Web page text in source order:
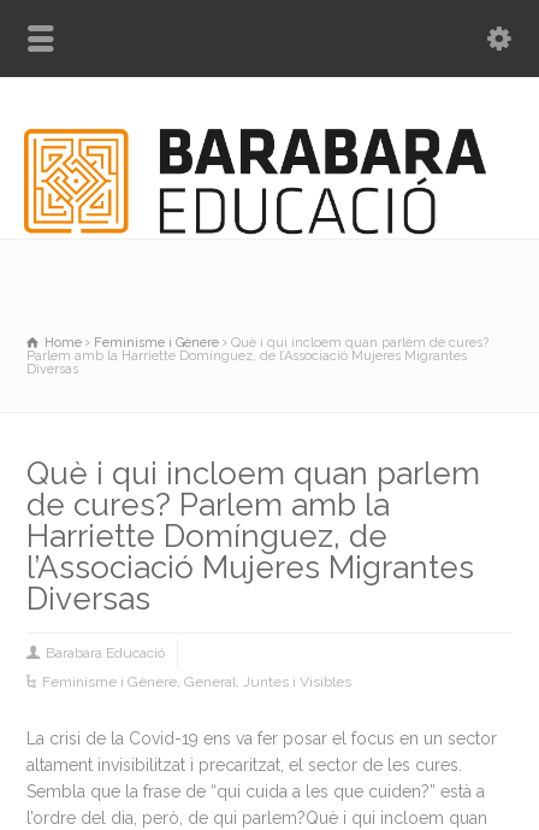
Home Feminisme i Gènere
Què i qui incloem quan parlem de cures?
Parlem amb la Harriette Domínguez, de l’Associació Mujeres Migrantes
Diversas
Què i qui incloem quan parlem
de cures? Parlem amb la
Harriette Domínguez, de
l’Associació Mujeres Migrantes
Diversas
Barabara Educació
Feminisme i Gènere,General,Juntes i Visibles
La crisi de la Covid-19 ens va fer posar el focus en un sector
altament invisibilitzat i precaritzat, el sector de les cures.
Sembla que la frase de “qui cuida a les que cuiden?” està a
l’ordre del dia, però, de qui parlem?Què i qui incloem quan